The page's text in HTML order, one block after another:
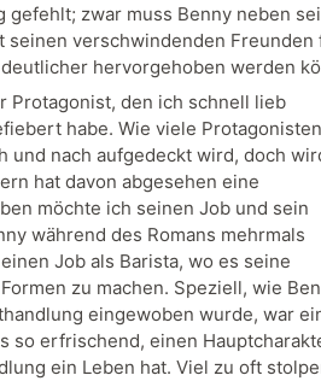
zwar muss Benny neben
seinen verschwindenden Freunden
hervorgehoben werden
Protagonist, den ich schnell lieb
habe. Wie viele
und nach aufgedeckt wird, doch
hat davon abgesehen eine
möchte ich seinen Job und sein
während des Romans mehrmals
Job als Barista, wo es seine
zu machen. Speziell, wie
eingewoben wurde, war
so erfrischend, einen
ein Leben hat. Viel zu oft